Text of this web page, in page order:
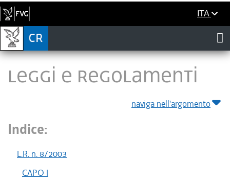
ITA
LEGGI E REGOLAMENTI
naviga nell'argomento
Indice:
L.R. n. 8/2003
CAPO I